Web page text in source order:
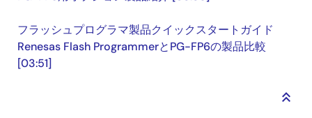
フラッシュプログラマ製品クイックスタートガイド
Renesas Flash ProgrammerとPG-FP6の製品比較
[03:51]
keyboard_double_arrow_up